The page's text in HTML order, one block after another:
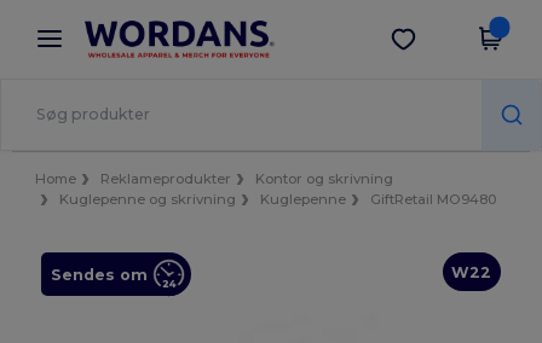
× Wordans-app
Bedre priser i appen!
Hent app
Home Reklameprodukter
Kontor og skrivning
Kuglepenne og skrivning
Kuglepenne GiftRetail MO9480
W22
Sendes om